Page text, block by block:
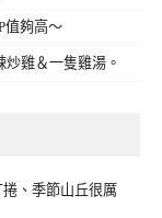
值夠高～
雞＆一隻雞湯。
、季節山丘很厲